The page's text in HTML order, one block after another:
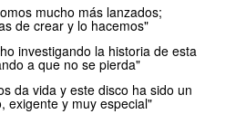
mucho más lanzados;
de crear y lo hacemos"
investigando la historia de esta
a que no se pierda"
da vida y este disco ha sido un
exigente y muy especial"